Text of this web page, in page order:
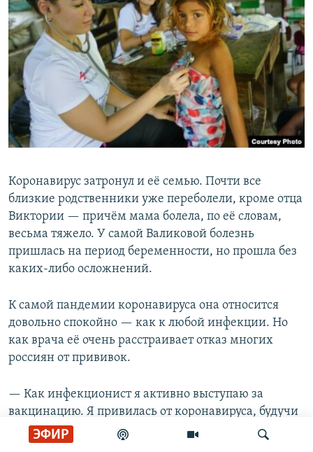
ЭФИР
Коронавирус затронул и её семью. Почти все
близкие родственники уже переболели, кроме отца
Виктории — причём мама болела, по её словам,
весьма тяжело. У самой Валиковой болезнь
пришлась на период беременности, но прошла без
каких-либо осложнений.
К самой пандемии коронавируса она относится
довольно спокойно — как к любой инфекции. Но
как врача её очень расстраивает отказ многих
россиян от прививок.
— Как инфекционист я активно выступаю за
вакцинацию. Я привилась от коронавируса, будучи
уже кормящей матерью, хотя в то время таких ещё
не вакцинировали. К сожалению, у нас в России